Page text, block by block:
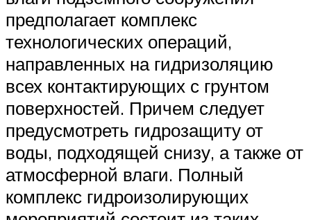
предполагает комплекс
технологических операций,
направленных на гидризоляцию
всех контактирующих с грунтом
поверхностей. Причем следует
предусмотреть гидрозащиту от
воды, подходящей снизу, а также от
атмосферной влаги. Полный
комплекс гидроизолирующих